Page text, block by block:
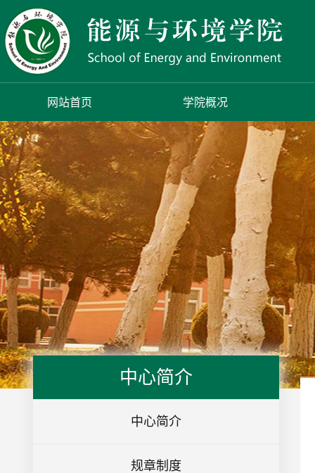
网站首页 学院概况
中心简介
中心简介
规章制度